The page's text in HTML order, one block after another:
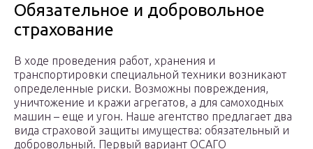
Обязательное и добровольное
страхование
В ходе проведения работ, хранения и
транспортировки специальной техники возникают
определенные риски. Возможны повреждения,
уничтожение и кражи агрегатов, а для самоходных
машин – еще и угон. Наше агентство предлагает два
вида страховой защиты имущества: обязательный и
добровольный. Первый вариант ОСАГО